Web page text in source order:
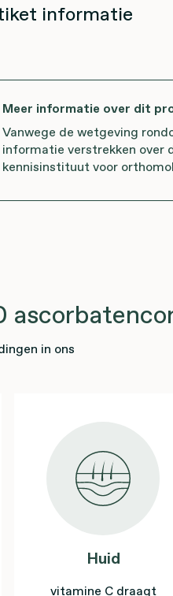
informatie
Meer informatie over dit
Vanwege de wetgeving
informatie verstrekken over
kennisinstituut voor
in ons
Huid
vitamine C draagt